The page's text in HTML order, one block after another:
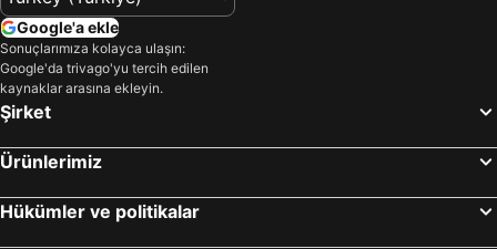
Google'a ekle
Sonuçlarımıza kolayca ulaşın:
Google'da trivago'yu tercih edilen
kaynaklar arasına ekleyin.
Şirket
Ürünlerimiz
Hükümler ve politikalar